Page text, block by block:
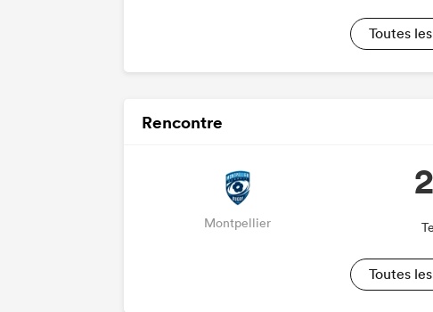
Toutes
Rencontre
Montpellier
Toutes